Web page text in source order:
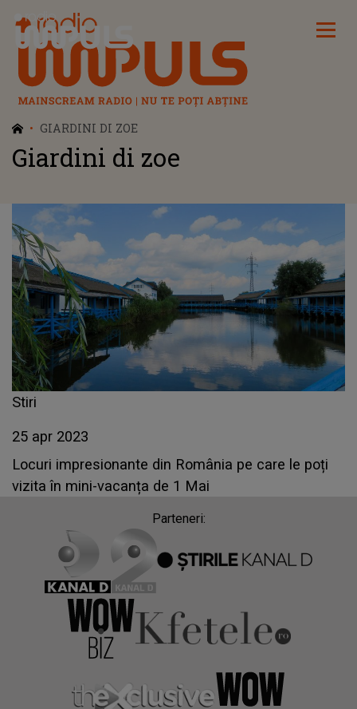
Radio Impuls
GIARDINI DI ZOE
Giardini di zoe
Stiri
25 apr 2023
Locuri impresionante din România pe care le poți
vizita în mini-vacanța de 1 Mai
Parteneri: